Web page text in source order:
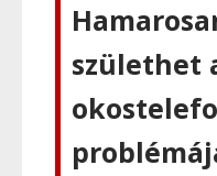
születhet